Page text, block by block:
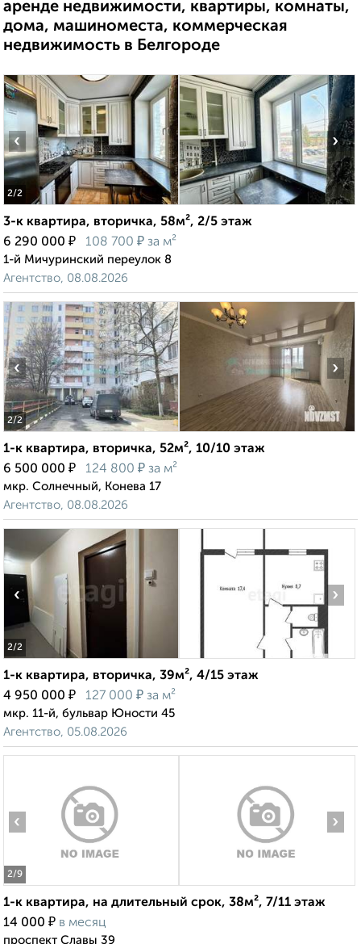
аренде недвижимости, квартиры, комнаты,
дома, машиноместа, коммерческая
недвижимость в Белгороде
2/2
‹ ›
3-к квартира, вторичка, 58м², 2/5 этаж
6 290 000 ₽ 108 700 ₽ за м²
1-й Мичуринский переулок 8
Агентство, 08.08.2026
2/2
‹ ›
1-к квартира, вторичка, 52м², 10/10 этаж
6 500 000 ₽ 124 800 ₽ за м²
мкр. Солнечный, Конева 17
Агентство, 08.08.2026
2/2
‹ ›
1-к квартира, вторичка, 39м², 4/15 этаж
4 950 000 ₽ 127 000 ₽ за м²
мкр. 11-й, бульвар Юности 45
Агентство, 05.08.2026
2/9
‹ ›
1-к квартира, на длительный срок, 38м², 7/11 этаж
14 000 ₽ в месяц
проспект Славы 39